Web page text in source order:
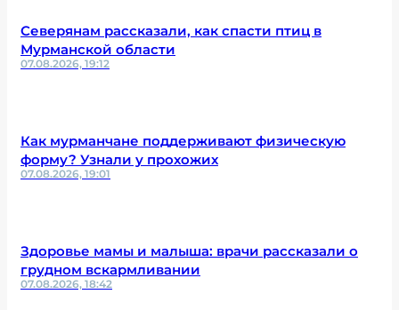
Северянам рассказали, как спасти птиц в
Мурманской области
07.08.2026, 19:12
Как мурманчане поддерживают физическую
форму? Узнали у прохожих
07.08.2026, 19:01
Здоровье мамы и малыша: врачи рассказали о
грудном вскармливании
07.08.2026, 18:42